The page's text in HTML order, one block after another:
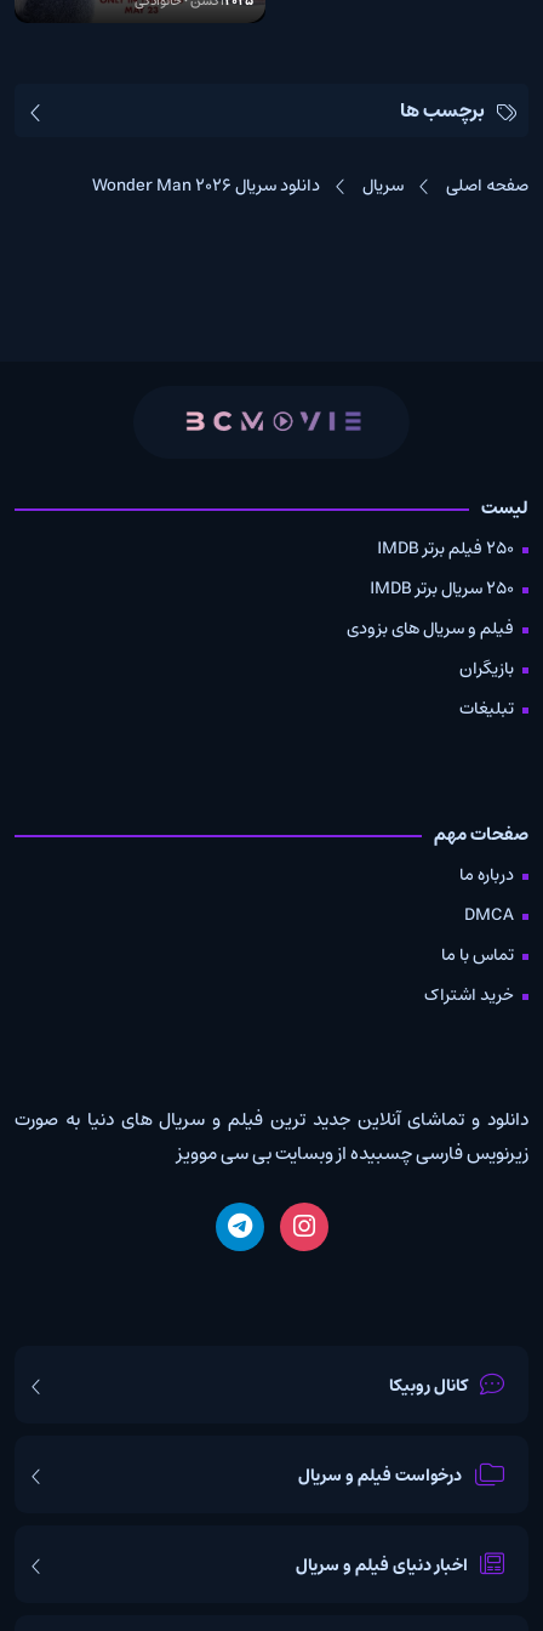
برچسب ها
صفحه اصلی سریال دانلود سریال Wonder Man 2026
لیست
250 فیلم برتر IMDB
250 سریال برتر IMDB
فیلم و سریال های بزودی
بازیگران
تبلیغات
صفحات مهم
درباره ما
DMCA
تماس با ما
خرید اشتراک
دانلود و تماشای آنلاین جدید ترین فیلم و سریال های دنیا به صورت
زیرنویس فارسی چسبیده از وبسایت بی سی موویز
کانال روبیکا
درخواست فیلم و سریال
اخبار دنیای فیلم و سریال